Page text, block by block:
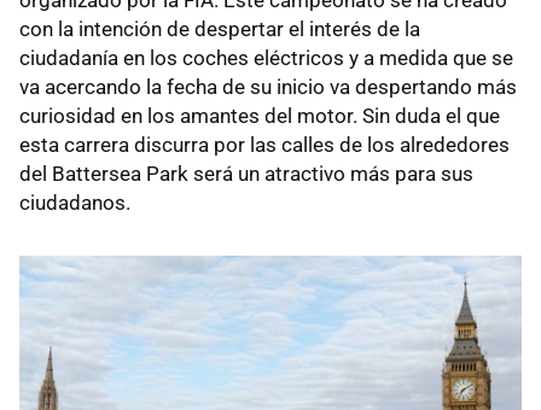
con la intención de despertar el interés de la
ciudadanía en los coches eléctricos y a medida que se
va acercando la fecha de su inicio va despertando más
curiosidad en los amantes del motor. Sin duda el que
esta carrera discurra por las calles de los alrededores
del Battersea Park será un atractivo más para sus
ciudadanos.